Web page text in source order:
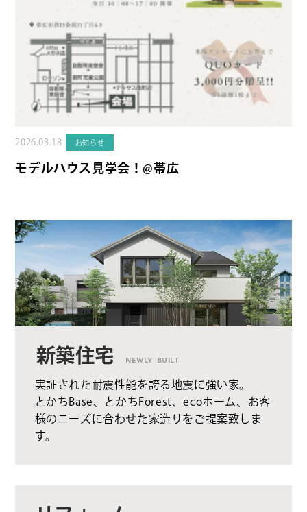
2026.03.18 お知らせ
モデルハウス見学会！@帯広
新築住宅 NEWLY BUILT
実証された耐震性能を誇る地震に強い家。
とかちBase、とかちForest、ecoホーム、お客
様のニーズに合わせた家造りをご提案致しま
す。